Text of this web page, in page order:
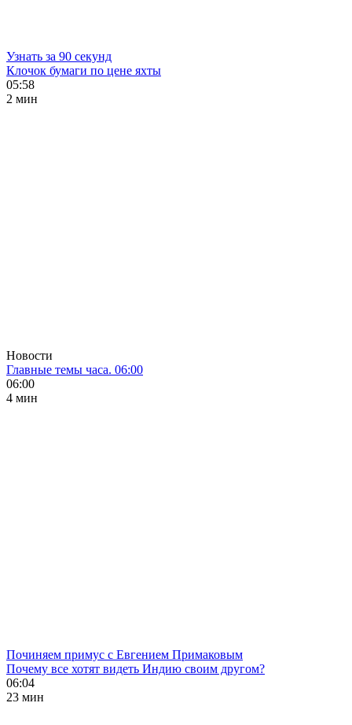
Узнать за 90 секунд
Клочок бумаги по цене яхты
05:58
2 мин
Новости
Главные темы часа. 06:00
06:00
4 мин
Починяем примус с Евгением Примаковым
Почему все хотят видеть Индию своим другом?
06:04
23 мин